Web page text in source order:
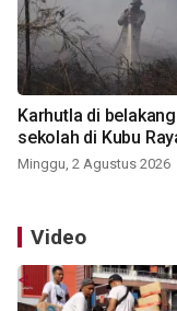
Karhutla di
sekolah di Kubu
Minggu, 2 Agustus 2026
Video